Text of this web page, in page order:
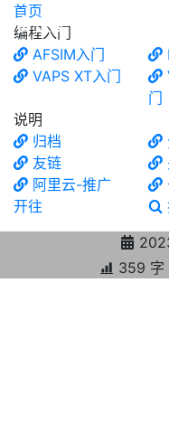
食铁兽
首页
编程入门
AFSIM入门
VAPS XT入门
门
说明
归档
友链
阿里云-推广
开往
359 字